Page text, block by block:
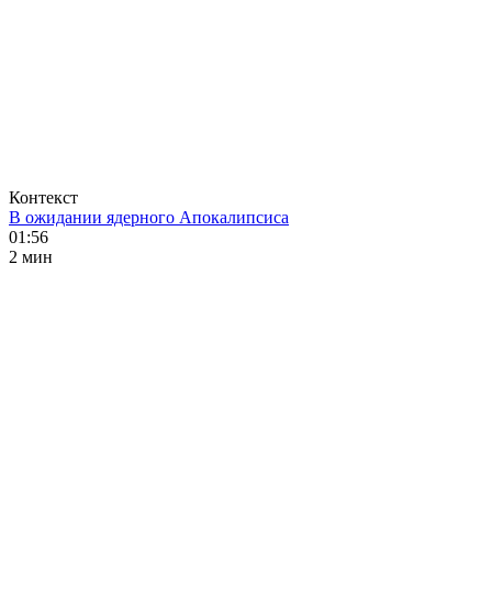
Контекст
В ожидании ядерного Апокалипсиса
01:56
2 мин